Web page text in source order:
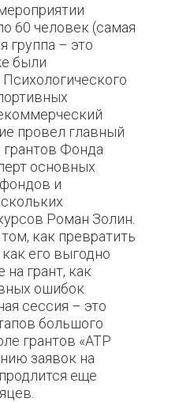
60 человек (самая
группа – это
были
провел главный
Фонда
основных
и
Роман Золин.
как превратить
его выгодно
на грант, как
ошибок
сессия – это
большого
грантов «АТР
заявок на
еще